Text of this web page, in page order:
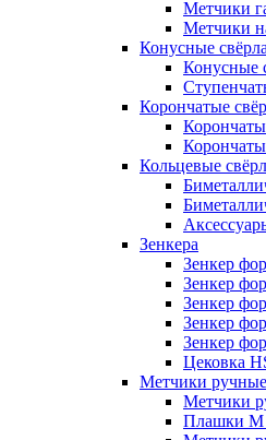
Метчики
Метчики
Конусные свёрла
Конусные
Корончатые
Кольцевые
Зенкера
Зенкер
Зенкер
Зенкер
Зенкер
Зенкер
Цековка
Метчики ручные
Метчики
Плашки M